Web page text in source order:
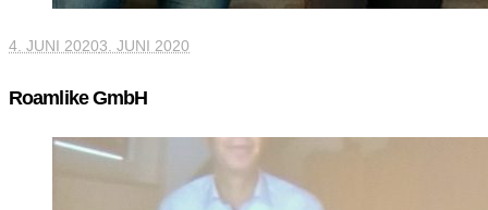
4. JUNI 20203. JUNI 2020
Roamlike GmbH